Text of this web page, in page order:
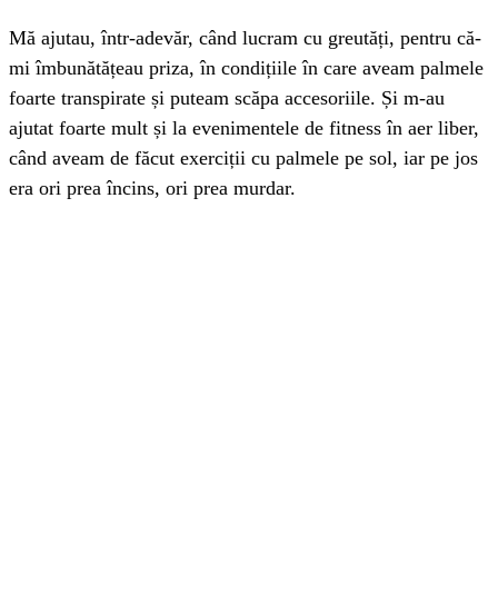
Mă ajutau, într-adevăr, când lucram cu greutăți, pentru că-
mi îmbunătățeau priza, în condițiile în care aveam palmele
foarte transpirate și puteam scăpa accesoriile. Și m-au
ajutat foarte mult și la evenimentele de fitness în aer liber,
când aveam de făcut exerciții cu palmele pe sol, iar pe jos
era ori prea încins, ori prea murdar.